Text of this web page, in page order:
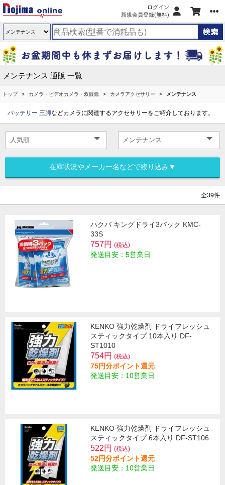
ログイン
新規会員登録(無料)
メンテナンス 通販 一覧
トップ カメラ・ビデオカメラ・双眼鏡 カメラアクセサリー メンテナンス
バッテリー 三脚などカメラに関連するアクセサリーをご紹介しております。
在庫状況やメーカー名などで絞り込み▼
全39件
ハクバ キングドライ3パック KMC-
33S
757円 (税込)
発送目安：5営業日
KENKO 強力乾燥剤 ドライフレッシュ
スティックタイプ 10本入り DF-
ST1010
754円 (税込)
75円分ポイント還元
発送目安：10営業日
KENKO 強力乾燥剤 ドライフレッシュ
スティックタイプ 6本入り DF-ST106
522円 (税込)
52円分ポイント還元
発送目安：10営業日